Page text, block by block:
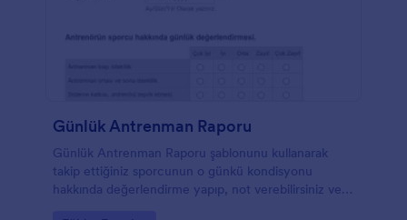
Günlük Antrenman Raporu
Günlük Antrenman Raporu şablonunu kullanarak
takip ettiğiniz sporcunun o günkü kondisyonu
hakkında değerlendirme yapıp, not verebilirsiniz ve